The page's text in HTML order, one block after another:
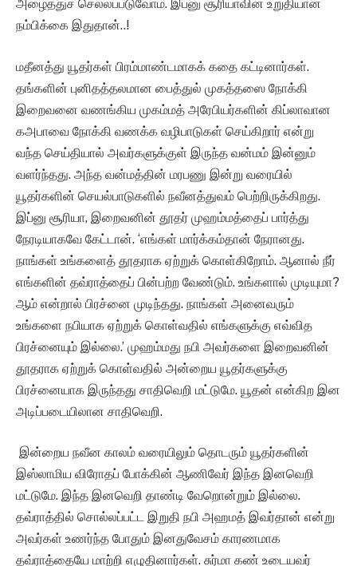
அழைத்துச் செல்லப்படுவோம். இப்னு சூரியாவின் உறுதியான
நம்பிக்கை இதுதான்..!
மதீனத்து யூதர்கள் பிரம்மாண்டமாகக் கதை கட்டினார்கள்.
தங்களின் புனிதத்தலமான பைத்துல் முகத்தஸை நோக்கி
இறைவனை வணங்கிய முகம்மத் அரேபியர்களின் கிப்லாவான
கஅபாவை நோக்கி வணக்க வழிபாடுகள் செய்கிறார் என்று
வந்த செய்தியால் அவர்களுக்குள் இருந்த வன்மம் இன்னும்
வளர்ந்தது. அந்த வன்மத்தின் மரபணு இன்று வரையில்
யூதர்களின் செயல்பாடுகளில் நவீனத்துவம் பெற்றிருக்கிறது.
இப்னு சூரியா, இறைவனின் தூதர் முஹம்மத்தைப் பார்த்து
நேரடியாகவே கேட்டான். ‘எங்கள் மார்க்கம்தான் நேரானது.
நாங்கள் உங்களைத் தூதராக ஏற்றுக் கொள்கிறோம். ஆனால் நீர்
எங்களின் தவ்ராத்தைப் பின்பற்ற வேண்டும். உங்களால் முடியுமா?
ஆம் என்றால் பிரச்னை முடிந்தது. நாங்கள் அனைவரும்
உங்களை நபியாக ஏற்றுக் கொள்வதில் எங்களுக்கு எவ்வித
பிரச்னையும் இல்லை.’ முஹம்மது நபி அவர்களை இறைவனின்
தூதராக ஏற்றுக் கொள்வதில் அன்றைய யூதர்களுக்கு
பிரச்னையாக இருந்தது சாதிவெறி மட்டுமே. யூதன் என்கிற இன
அடிப்படையிலான சாதிவெறி.
இன்றைய நவீன காலம் வரையிலும் தொடரும் யூதர்களின்
இஸ்லாமிய விரோதப் போக்கின் ஆணிவேர் இந்த இனவெறி
மட்டுமே. இந்த இனவெறி தாண்டி வேறொன்றும் இல்லை.
தவ்ராத்தில் சொல்லப்பட்ட இறுதி நபி அஹமத் இவர்தான் என்று
அவர்கள் உணர்ந்த போதும் இனதுவேசம் காரணமாக
தவ்ராத்தையே மாற்றி எழுதினார்கள். சுர்மா கண் உடையவர்